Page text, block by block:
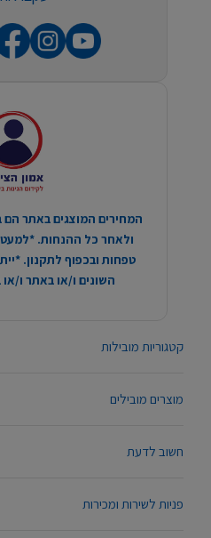
קטגוריות מובילות
מוצרים מובילים
חשוב לדעת
פניות לשירות ומכירות
המחירים המוצגים באתר הם
ולאחר כל ההנחות. *למעט
טפחות ובכפוף לתקנון.
השונים ו/או באתר ו/או